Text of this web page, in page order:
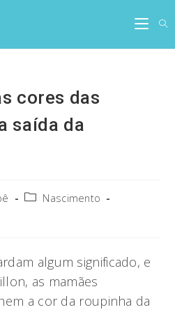
cores das
saída da
PostNascimento
algum significado, e
as mamães
a cor da roupinha da